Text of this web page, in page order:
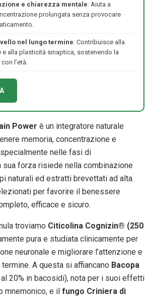
e chiarezza mentale: Aiuta a
prolungata senza provocare
nel lungo termine: Contribuisce alla
e alla plasticità sinaptica, sostenendo la
l’età.
Power è un integratore naturale
memoria, concentrazione e
nelle fasi di
sua forza risiede nella combinazione
naturali ed estratti brevettati ad alta
per favorire il benessere
efficace e sicuro.
troviamo Citicolina Cognizin® (250
pura e studiata clinicamente per
neuronale e migliorare l’attenzione e
A questa si affiancano Bacopa
20% in bacosidi), nota per i suoi effetti
mnemonico, e il fungo Criniera di